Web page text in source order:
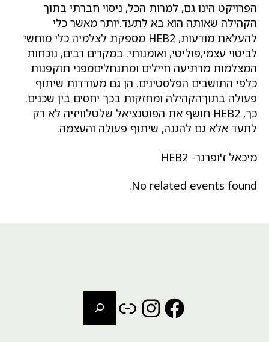
הפרויקט הינו גם, למרות הכל, ניסוי חברתי בתוך
הקהילה שאותה הוא בא לתעד.יותר מאשר כלי
להעלאת מודעות, HEB2 מספקת לצלמיה כלי מוחשי
לביטוי עצמי,פוליטי, ואומנותי. במקרים רבים, נוכחות
המצלמות מרתיעה חיילים ומתנחליםמפני תוקפנות
כלפי התושבים הפלסטינים. הן גם מעודדות שיתוף
פעולה בתוךהקהילה ומחזקות בכך יחסים בין שכנים.
כך, HEB2 חושף את הפוטנציאל שלטלוויזיה לא רק
לתעד אלא גם להגנה, שיתוף פעולה והעצמה.
מיכאל ז'ופרנר- HEB2
No related events found.
Facebook
Instagram
Link